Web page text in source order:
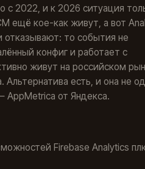
с 2022, и к 2026 ситуация
ещё кое-как живут, а вот
отказывают: то события не
конфиг и работает с
живут на российском
есть, и она не
AppMetrica от Яндекса.
Firebase Analytics